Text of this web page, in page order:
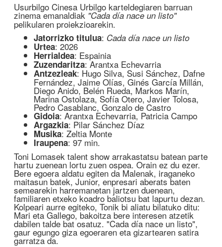
Usurbilgo Cinesa Urbilgo karteldegiaren barruan
zinema emanaldiak "Cada día nace un listo"
pelikularen proiekzioarekin.
Jatorrizko titulua: Cada día nace un listo
Urtea: 2026
Herrialdea: Espainia
Zuzendaritza: Arantxa Echevarria
Antzezleak: Hugo Silva, Susi Sánchez, Dafne
Fernández, Jaime Olías, Ginés García Millán,
Diego Anido, Belén Rueda, Markos Marín,
Marina Ostolaza, Sofía Otero, Javier Tolosa,
Pedro Casablanc, Gonzalo de Castro
Gidoia: Arantxa Echevarria, Patricia Campo
Argazkia: Pilar Sánchez Díaz
Musika: Zeltia Monte
Iraupena: 97 min.
Toni Lomasek talent show arrakastatsu batean parte
hartu zuenean lortu zuen ospea. Orain ez du ezer.
Bere egoera aldatu egiten da Malenak, iraganeko
maitasun batek, Junior, enpresari aberats baten
semearekin harremanetan jartzen duenean,
familiaren etxeko koadro baliotsu bat lapurtu dezan.
Kolpeari aurre egiteko, Tonik bi aliatu bilatuko ditu:
Mari eta Gallego, bakoitza bere interesen atzetik
dabilen talde bat osatuz. "Cada día nace un listo",
gaur egungo giza egoeraren eta gizartearen satira
garratza da.